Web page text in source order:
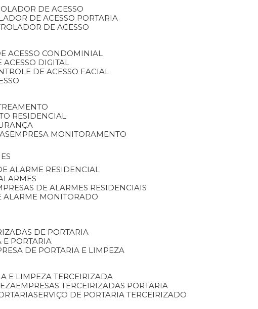
DE ACESSO
DE ACESSO PORTARIA
DE ACESSO
ACESSO CONDOMINIAL
ACESSO DIGITAL
DE ACESSO FACIAL
RESIDENCIAL
EMPRESA MONITORAMENTO
ALARME RESIDENCIAL
DE ALARMES RESIDENCIAIS
ALARME MONITORADO
DE PORTARIA
E PORTARIA
DE PORTARIA E LIMPEZA
E LIMPEZA TERCEIRIZADA
EMPRESAS TERCEIRIZADAS PORTARIA
SERVIÇO DE PORTARIA TERCEIRIZADO